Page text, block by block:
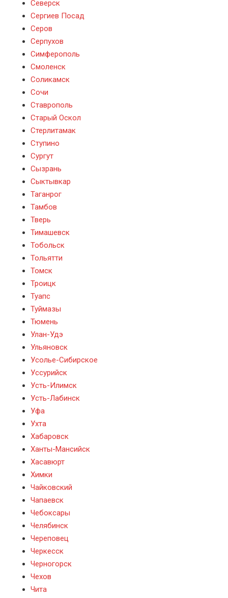
Северск
Сергиев Посад
Серов
Серпухов
Симферополь
Смоленск
Соликамск
Сочи
Ставрополь
Старый Оскол
Стерлитамак
Ступино
Сургут
Сызрань
Сыктывкар
Таганрог
Тамбов
Тверь
Тимашевск
Тобольск
Тольятти
Томск
Троицк
Туапс
Туймазы
Тюмень
Улан-Удэ
Ульяновск
Усолье-Сибирское
Уссурийск
Усть-Илимск
Усть-Лабинск
Уфа
Ухта
Хабаровск
Ханты-Мансийск
Хасавюрт
Химки
Чайковский
Чапаевск
Чебоксары
Челябинск
Череповец
Черкесск
Черногорск
Чехов
Чита